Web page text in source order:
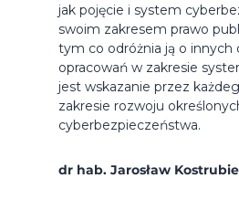
jak pojęcie i system
swoim zakresem prawo
tym co odróżnia ją o innych
opracowań w zakresie
jest wskazanie przez
zakresie rozwoju
cyberbezpieczeństwa.
dr hab. Jarosław